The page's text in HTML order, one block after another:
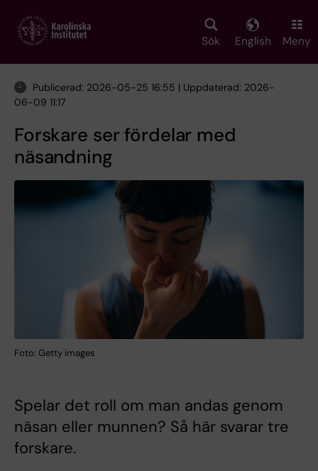
main
Sök English Meny
Publicerad: 2026-05-25 16:55 | Uppdaterad: 2026-
06-09 11:17
Forskare ser fördelar med
näsandning
Foto: Getty images
Spelar det roll om man andas genom
näsan eller munnen? Så här svarar tre
forskare.